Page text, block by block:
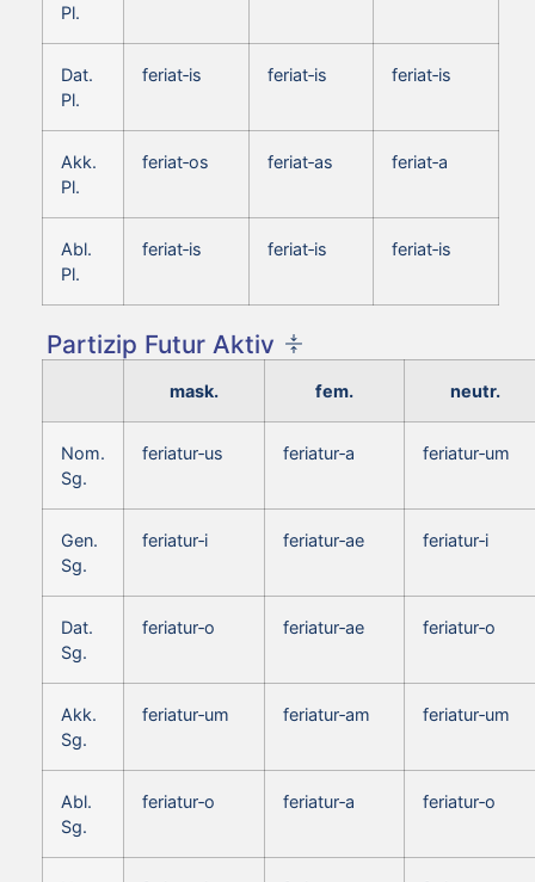
Pl.
Dat.
Pl.
feriat‑is feriat‑is feriat‑is
Akk.
Pl.
feriat‑os feriat‑as feriat‑a
Abl.
Pl.
feriat‑is feriat‑is feriat‑is
Partizip Futur Aktiv
mask. fem. neutr.
Nom.
Sg.
feriatur‑us feriatur‑a feriatur‑um
Gen.
Sg.
feriatur‑i feriatur‑ae feriatur‑i
Dat.
Sg.
feriatur‑o feriatur‑ae feriatur‑o
Akk.
Sg.
feriatur‑um feriatur‑am feriatur‑um
Abl.
Sg.
feriatur‑o feriatur‑a feriatur‑o